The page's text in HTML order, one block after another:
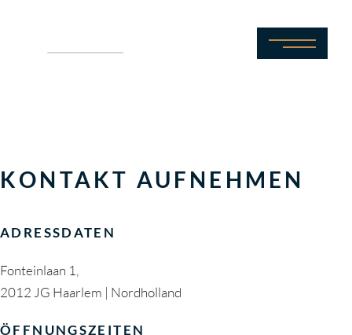
KONTAKT
KONTAKT AUFNEHMEN
ADRESSDATEN
Fonteinlaan 1,
2012 JG Haarlem | Nordholland
ÖFFNUNGSZEITEN